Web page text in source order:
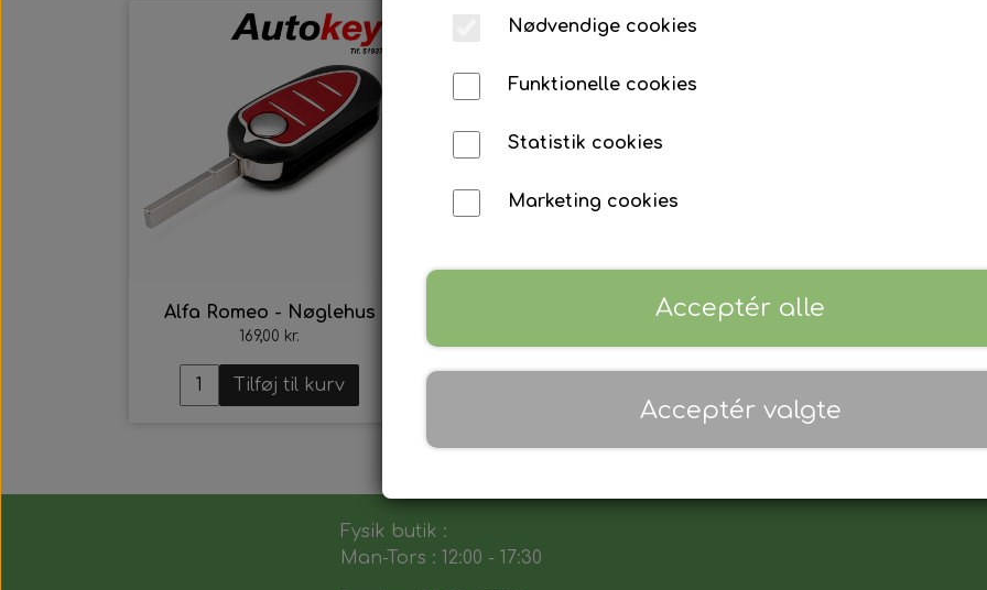
Alfa Romeo - Nøglehus
169,00 kr.
Tilføj til kurv
Alfa Romeo - Nøglehus Alfa Romeo -
Fysik butik :
Man-Tors : 12:00 - 17:30
Nødvendige cookies
Funktionelle cookies
Statistik cookies
Marketing cookies
Acceptér alle
Acceptér valgte